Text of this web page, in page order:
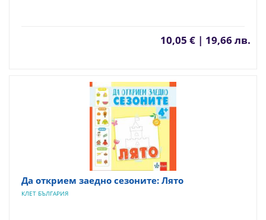
10,05 € | 19,66 лв.
Да открием заедно сезоните: Лято
КЛЕТ БЪЛГАРИЯ